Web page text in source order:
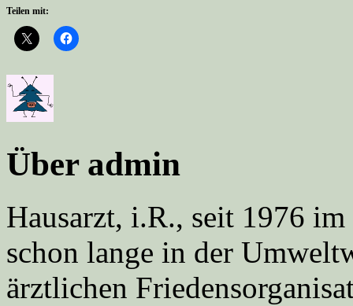
Teilen mit:
Über admin
Hausarzt, i.R., seit 1976
schon lange in der
ärztlichen